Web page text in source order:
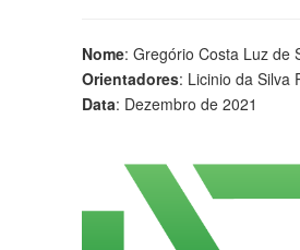
Nome: Gregório Costa Luz de
Orientadores: Licinio da Silva
Data: Dezembro de 2021